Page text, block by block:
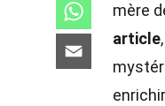
mère
article